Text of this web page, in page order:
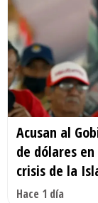
Acusan al
de dólares
crisis de la
Hace 1 día